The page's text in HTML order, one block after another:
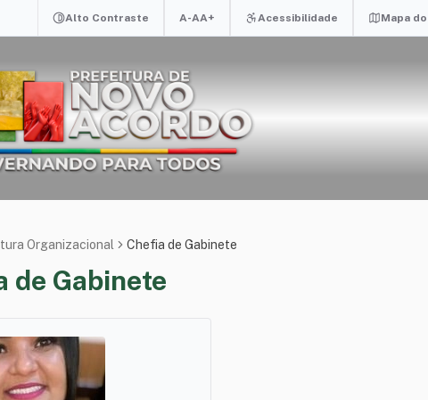
Alto Contraste A-AA+ Acessibilidade Mapa
Organizacional Chefia de Gabinete
de Gabinete